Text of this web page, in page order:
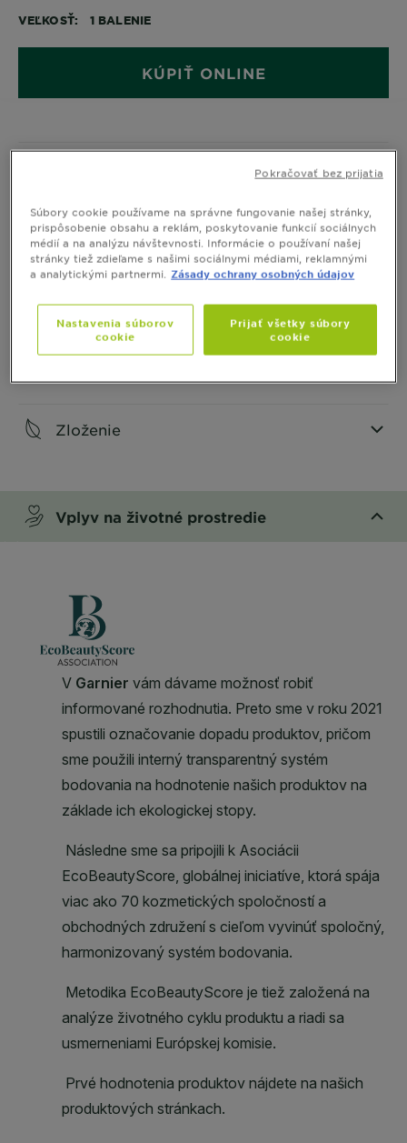
VEĽKOSŤ 1 BALENIE
KÚPIŤ ONLINE
CLOSE SUBPANEL
Ako aplikovať
Bezpečnosť
CLOSE SUBPANEL
Zloženie
Vplyv na životné prostredie
Súbory cookie používame na správne fungovanie našej stránky,
prispôsobenie obsahu a reklám, poskytovanie funkcií sociálnych
médií a na analýzu návštevnosti. Informácie o používaní našej
stránky tiež zdieľame s našimi sociálnymi médiami, reklamnými
a analytickými partnermi.
Zásady ochrany osobných údajov
Nastavenia súborov
cookie
Prijať všetky súbory
cookie
Pokračovať bez prijatia